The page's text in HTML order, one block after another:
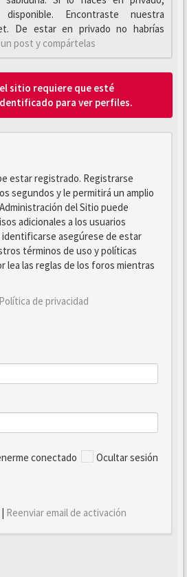
Encontraste nuestra
De estar en privado no habrías
post y compártelas
sitio requiere que esté
para ver perfiles.
estar registrado. Registrarse
segundos y le permitirá un amplio
del Sitio puede
adicionales a los usuarios
asegúrese de estar
términos de uso y políticas
lea las reglas de los foros mientras
Política de privacidad
conectado Ocultar sesión
| Reenviar email de activación